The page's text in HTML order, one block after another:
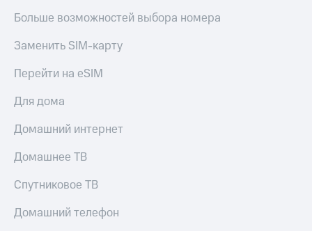
Больше возможностей выбора номера
Заменить SIM-карту
Перейти на eSIM
Для дома
Домашний интернет
Домашнее ТВ
Спутниковое ТВ
Домашний телефон